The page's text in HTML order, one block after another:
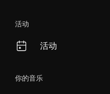
活动
活动
你的音乐